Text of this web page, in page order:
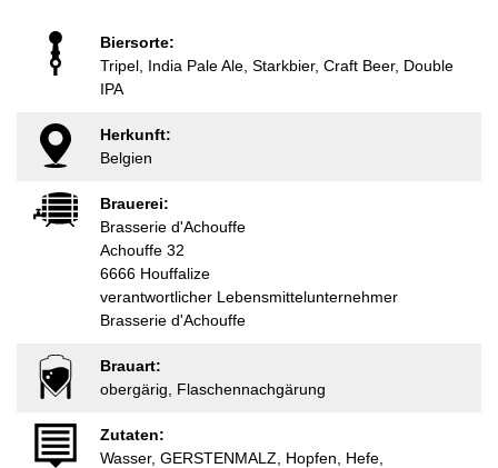
Biersorte:
Tripel, India Pale Ale, Starkbier, Craft Beer, Double
IPA
Herkunft:
Belgien
Brauerei:
Brasserie d'Achouffe
Achouffe 32
6666 Houffalize
verantwortlicher Lebensmittelunternehmer
Brasserie d'Achouffe
Brauart:
obergärig, Flaschennachgärung
Zutaten:
Wasser, GERSTENMALZ, Hopfen, Hefe,